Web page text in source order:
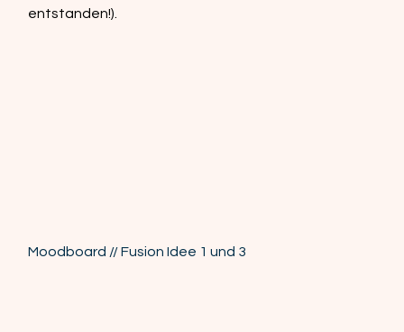
entstanden!).
Moodboard // Fusion Idee 1 und 3